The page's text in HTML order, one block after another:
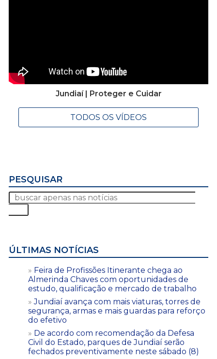
Jundiaí | Proteger e Cuidar
TODOS OS VÍDEOS
PESQUISAR
ÚLTIMAS NOTÍCIAS
Feira de Profissões Itinerante chega ao
Almerinda Chaves com oportunidades de
estudo, qualificação e mercado de trabalho
Jundiaí avança com mais viaturas, torres de
segurança, armas e mais guardas para reforço
do efetivo
De acordo com recomendação da Defesa
Civil do Estado, parques de Jundiaí serão
fechados preventivamente neste sábado (8)